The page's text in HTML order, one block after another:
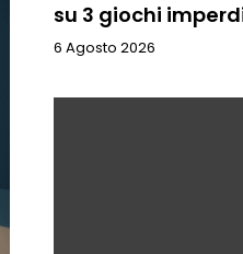
su 3 giochi
6 Agosto 2026